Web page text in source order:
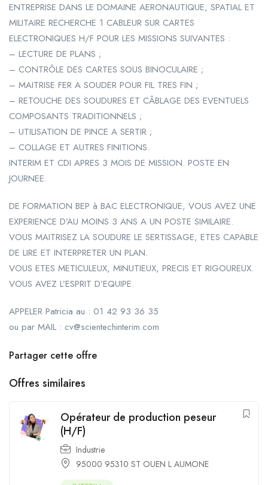
ENTREPRISE DANS LE DOMAINE AERONAUTIQUE, SPATIAL ET
MILITAIRE RECHERCHE 1 CABLEUR SUR CARTES
ELECTRONIQUES H/F POUR LES MISSIONS SUIVANTES :
– LECTURE DE PLANS ;
– CONTRÔLE DES CARTES SOUS BINOCULAIRE ;
– MAITRISE FER A SOUDER POUR FIL TRES FIN ;
– RETOUCHE DES SOUDURES ET CÂBLAGE DES EVENTUELS
COMPOSANTS TRADITIONNELS ;
– UTILISATION DE PINCE A SERTIR ;
– COLLAGE ET AUTRES FINITIONS.
INTERIM ET CDI APRES 3 MOIS DE MISSION. POSTE EN
JOURNEE.
DE FORMATION BEP à BAC ELECTRONIQUE, VOUS AVEZ UNE
EXPERIENCE D’AU MOINS 3 ANS A UN POSTE SIMILAIRE.
VOUS MAITRISEZ LA SOUDURE LE SERTISSAGE, ETES CAPABLE
DE LIRE ET INTERPRETER UN PLAN.
VOUS ETES METICULEUX, MINUTIEUX, PRECIS ET RIGOUREUX.
VOUS AVEZ L’ESPRIT D’EQUIPE.
APPELER Patricia au : 01 42 93 36 35
ou par MAIL : cv@scientechinterim.com
Partager cette offre
Offres similaires
Opérateur de production peseur
(H/F)
Industrie
95000 95310 ST OUEN L AUMONE